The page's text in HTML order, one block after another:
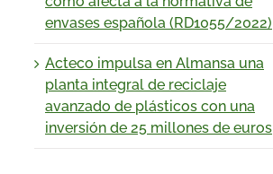
envases española (RD1055/2022)
Acteco impulsa en Almansa una
planta integral de reciclaje
avanzado de plásticos con una
inversión de 25 millones de euros